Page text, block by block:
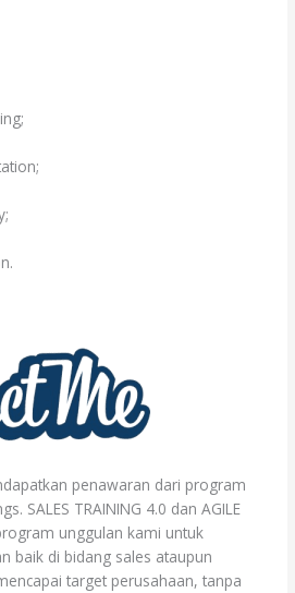
penawaran dari program
SALES TRAINING 4.0 dan AGILE
unggulan kami untuk
baik di bidang sales ataupun
target perusahaan, tanpa